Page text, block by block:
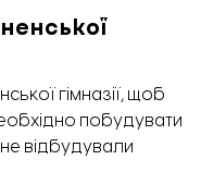
гімназії, щоб
побудувати
відбудували